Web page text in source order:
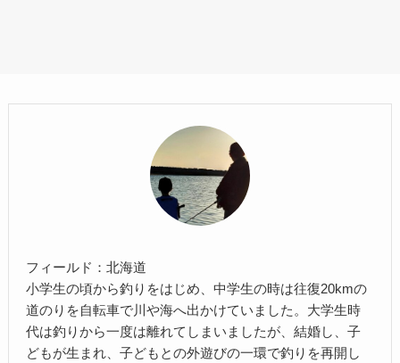
フィールド：北海道
小学生の頃から釣りをはじめ、中学生の時は往復20kmの
道のりを自転車で川や海へ出かけていました。大学生時
代は釣りから一度は離れてしまいましたが、結婚し、子
どもが生まれ、子どもとの外遊びの一環で釣りを再開し